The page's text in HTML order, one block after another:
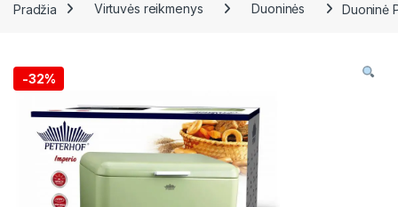
Pradžia Virtuvės reikmenys Duoninės Duoninė
-32%